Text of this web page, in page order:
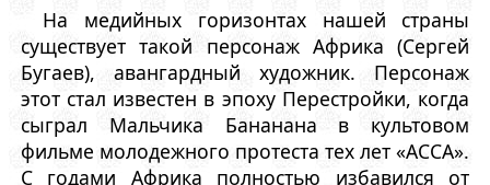
На медийных горизонтах нашей страны
существует такой персонаж Африка (Сергей
Бугаев), авангардный художник. Персонаж
этот стал известен в эпоху Перестройки, когда
сыграл Мальчика Бананана в культовом
фильме молодежного протеста тех лет «АССА».
С годами Африка полностью избавился от